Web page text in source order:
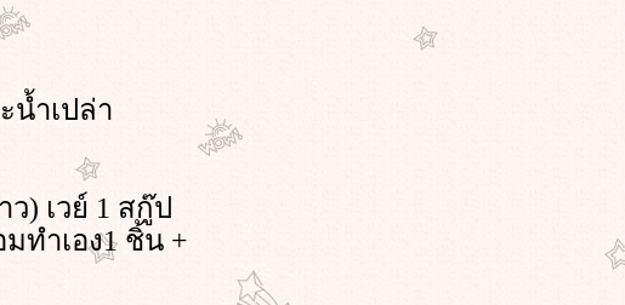
น้ำเปล่า
) เวย์ 1 สกู๊ป
ทำเอง1 ชิ้น +